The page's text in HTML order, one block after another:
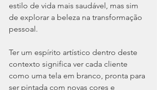
estilo de vida mais saudável, mas sim
de explorar a beleza na transformação
pessoal.
Ter um espírito artístico dentro deste
contexto significa ver cada cliente
como uma tela em branco, pronta para
ser pintada com novas cores e